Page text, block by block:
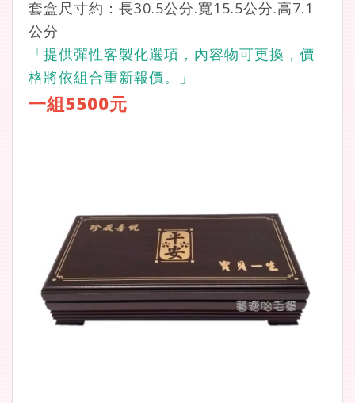
套盒尺寸約：長30.5公分.寬15.5公分.高7.1
公分
「提供彈性客製化選項，內容物可更換，價
格將依組合重新報價。」
一組5500元